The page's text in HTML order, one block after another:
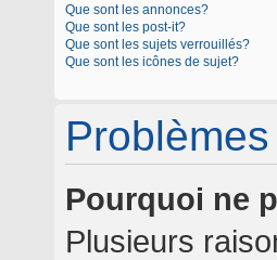
Que sont les annonces?
Que sont les post-it?
Que sont les sujets verrouillés?
Que sont les icônes de sujet?
Pourquoi ne
Plusieurs